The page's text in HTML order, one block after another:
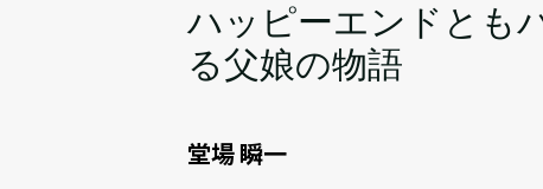
ハッピーエンドとも
る父娘の物語
堂場 瞬一